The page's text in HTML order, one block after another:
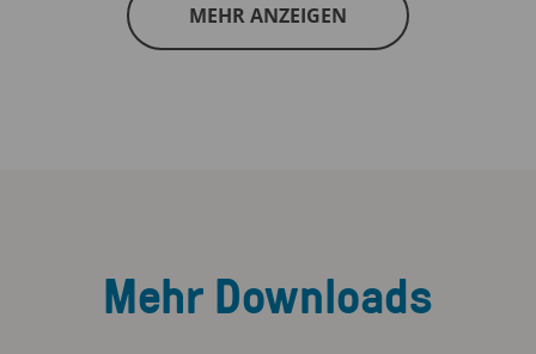
MEHR ANZEIGEN
Mehr Downloads